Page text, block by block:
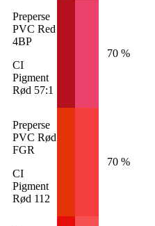
Preperse
PVC Red
4BP
CI
Pigment
Rød 57:1
70 %
Preperse
PVC Rød
FGR
CI
Pigment
Rød 112
70 %